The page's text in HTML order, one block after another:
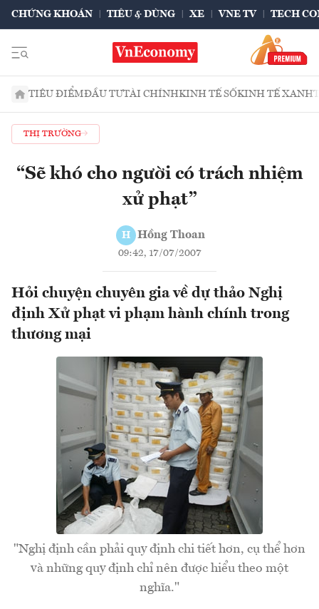
CHỨNG KHOÁN TIÊU & DÙNG XE VNE TV TECH
TIÊU ĐIỂMĐẦU TƯTÀI CHÍNHKINH TẾ SỐKINH TẾ XANH
THỊ TRƯỜNG
“Sẽ khó cho người có trách nhiệm
xử phạt”
H Hồng Thoan
09:42, 17/07/2007
Hỏi chuyện chuyên gia về dự thảo Nghị
định Xử phạt vi phạm hành chính trong
thương mại
"Nghị định cần phải quy định chi tiết hơn, cụ thể hơn
và những quy định chỉ nên được hiểu theo một
nghĩa."